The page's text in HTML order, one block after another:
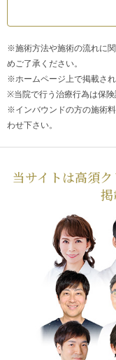
※施術方法や施術の流れに
めご了承ください。
※ホームページ上で掲載さ
※当院で行う治療行為は保険
※インバウンドの方の施術
わせ下さい。
当サイトは高須
掲